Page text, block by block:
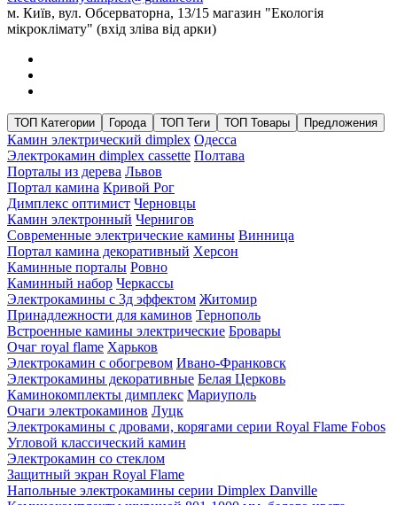
м. Київ, вул. Обсерваторна, 13/15 магазин "Екологія
мікроклімату" (вхід зліва від арки)
ТОП Категории Города ТОП Теги ТОП Товары Предложения
Камин электрический dimplex Одесса
Электрокамин dimplex cassette Полтава
Порталы из дерева Львов
Портал камина Кривой Рог
Димплекс оптимист Черновцы
Камин электронный Чернигов
Современные электрические камины Винница
Портал камина декоративный Херсон
Каминные порталы Ровно
Каминный набор Черкассы
Электрокамины с 3д эффектом Житомир
Принадлежности для каминов Тернополь
Встроенные камины электрические Бровары
Очаг royal flame Харьков
Электрокамин с обогревом Ивано-Франковск
Электрокамины декоративные Белая Церковь
Каминокомплекты димплекс Мариуполь
Очаги электрокаминов Луцк
Электрокамины с дровами, корягами серии Royal Flame Fobos
Угловой классический камин
Электрокамин со стеклом
Защитный экран Royal Flame
Напольные электрокамины серии Dimplex Danville